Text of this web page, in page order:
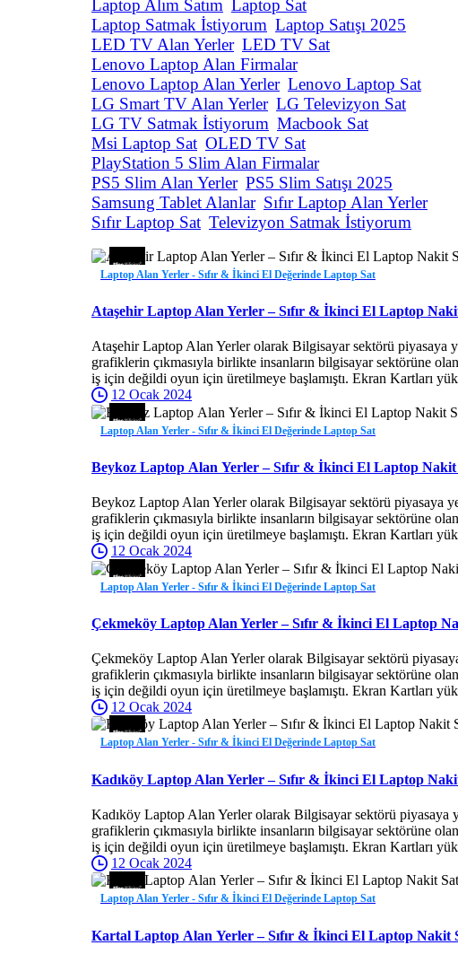
Laptop Alım Satım Laptop Sat
Laptop Satmak İstiyorum Laptop Satışı 2025
LED TV Alan Yerler LED TV Sat
Lenovo Laptop Alan Firmalar
Lenovo Laptop Alan Yerler Lenovo Laptop Sat
LG Smart TV Alan Yerler LG Televizyon Sat
LG TV Satmak İstiyorum Macbook Sat
Msi Laptop Sat OLED TV Sat
PlayStation 5 Slim Alan Firmalar
PS5 Slim Alan Yerler PS5 Slim Satışı 2025
Samsung Tablet Alanlar Sıfır Laptop Alan Yerler
Sıfır Laptop Sat Televizyon Satmak İstiyorum
Laptop Alan Yerler - Sıfır & İkinci El Değerinde Laptop Sat
Ataşehir Laptop Alan Yerler – Sıfır & İkinci El Laptop
Ataşehir Laptop Alan Yerler olarak Bilgisayar sektörü piyasaya
grafiklerin çıkmasıyla birlikte insanların bilgisayar sektörüne
iş için değildi oyun için üretilmeye başlamıştı. Ekran Kartları
12 Ocak 2024
Laptop Alan Yerler - Sıfır & İkinci El Değerinde Laptop Sat
Beykoz Laptop Alan Yerler – Sıfır & İkinci El Laptop Nakit
Beykoz Laptop Alan Yerler olarak Bilgisayar sektörü piyasaya
grafiklerin çıkmasıyla birlikte insanların bilgisayar sektörüne
iş için değildi oyun için üretilmeye başlamıştı. Ekran Kartları
12 Ocak 2024
Laptop Alan Yerler - Sıfır & İkinci El Değerinde Laptop Sat
Çekmeköy Laptop Alan Yerler – Sıfır & İkinci El Laptop
Çekmeköy Laptop Alan Yerler olarak Bilgisayar sektörü
grafiklerin çıkmasıyla birlikte insanların bilgisayar sektörüne
iş için değildi oyun için üretilmeye başlamıştı. Ekran Kartları
12 Ocak 2024
Laptop Alan Yerler - Sıfır & İkinci El Değerinde Laptop Sat
Kadıköy Laptop Alan Yerler – Sıfır & İkinci El Laptop
Kadıköy Laptop Alan Yerler olarak Bilgisayar sektörü piyasaya
grafiklerin çıkmasıyla birlikte insanların bilgisayar sektörüne
iş için değildi oyun için üretilmeye başlamıştı. Ekran Kartları
12 Ocak 2024
Laptop Alan Yerler - Sıfır & İkinci El Değerinde Laptop Sat
Kartal Laptop Alan Yerler – Sıfır & İkinci El Laptop Nakit